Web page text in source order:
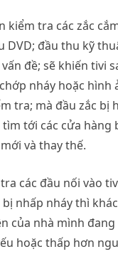
kiểm tra các zắc
DVD; đầu thu kỹ
đề; sẽ khiến tivi
nháy hoặc hình
tra; mà đầu zắc bị
tới các cửa hàng
và thay thế.
các đầu nối vào
nhấp nháy thì
của nhà mình
hoặc thấp hơn